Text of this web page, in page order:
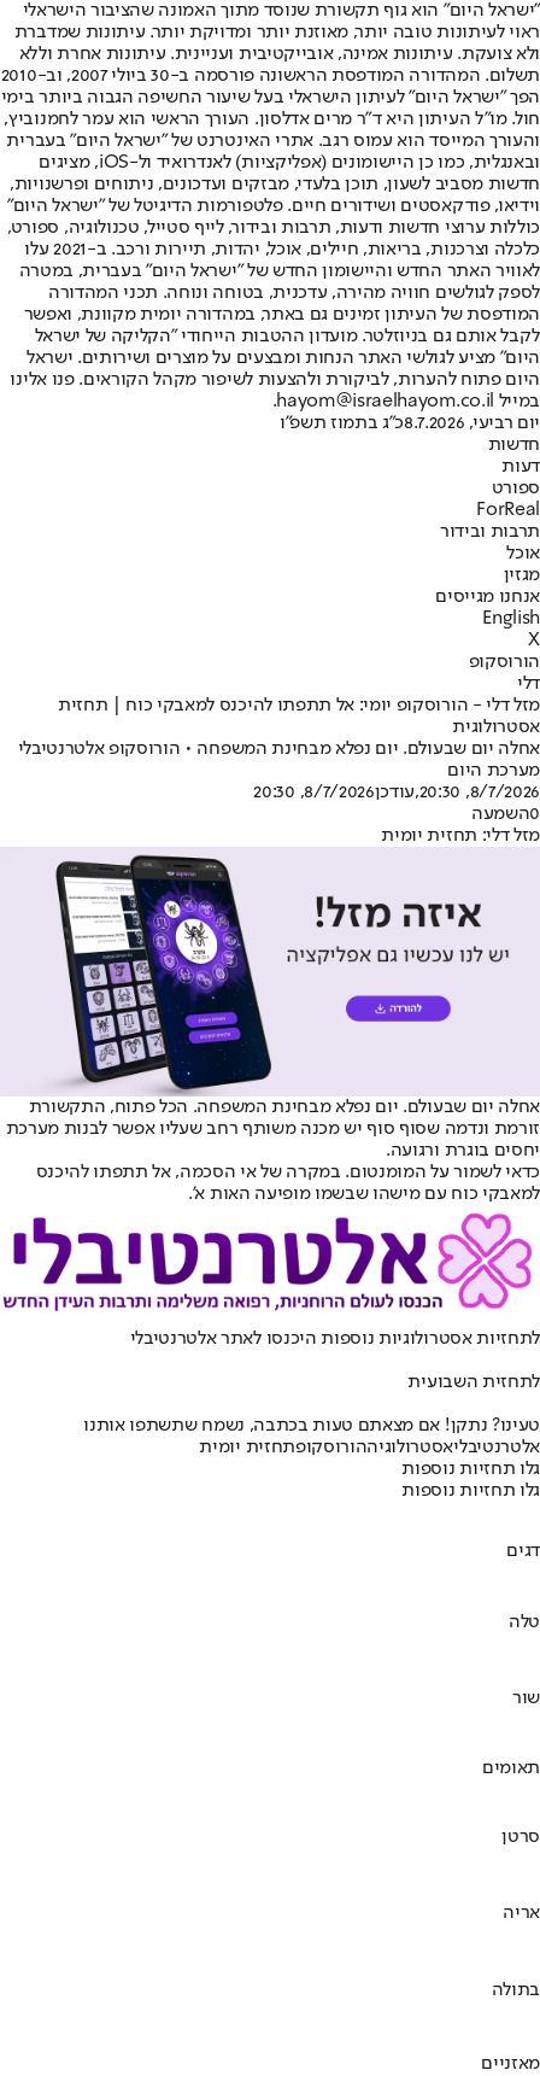
"ישראל היום" הוא גוף תקשורת שנוסד מתוך האמונה שהציבור הישראלי
ראוי לעיתונות טובה יותר, מאוזנת יותר ומדויקת יותר. עיתונות שמדברת
ולא צועקת. עיתונות אמינה, אובייקטיבית ועניינית. עיתונות אחרת וללא
תשלום. המהדורה המודפסת הראשונה פורסמה ב-30 ביולי 2007, וב-2010
הפך "ישראל היום" לעיתון הישראלי בעל שיעור החשיפה הגבוה ביותר בימי
חול. מו"ל העיתון היא ד"ר מרים אדלסון. העורך הראשי הוא עמר לחמנוביץ,
והעורך המייסד הוא עמוס רגב. אתרי האינטרנט של "ישראל היום" בעברית
ובאנגלית, כמו כן היישומונים (אפליקציות) לאנדרואיד ול-iOS, מציגים
חדשות מסביב לשעון, תוכן בלעדי, מבזקים ועדכונים, ניתוחים ופרשנויות,
וידיאו, פודקאסטים ושידורים חיים. פלטפורמות הדיגיטל של "ישראל היום"
כוללות ערוצי חדשות ודעות, תרבות ובידור, לייף סטייל, טכנולוגיה, ספורט,
כלכלה וצרכנות, בריאות, חיילים, אוכל, יהדות, תיירות ורכב. ב-2021 עלו
לאוויר האתר החדש והיישומון החדש של "ישראל היום" בעברית, במטרה
לספק לגולשים חוויה מהירה, עדכנית, בטוחה ונוחה. תכני המהדורה
המודפסת של העיתון זמינים גם באתר, במהדורה יומית מקוונת, ואפשר
לקבל אותם גם בניוזלטר. מועדון ההטבות הייחודי "הקליקה של ישראל
היום" מציע לגולשי האתר הנחות ומבצעים על מוצרים ושירותים. ישראל
היום פתוח להערות, לביקורת ולהצעות לשיפור מקהל הקוראים. פנו אלינו
במייל hayom@israelhayom.co.il.
יום רביעי, 8.7.2026
כ"ג בתמוז תשפ"ו
חדשות
דעות
ספורט
ForReal
תרבות ובידור
אוכל
מגזין
אנחנו מגייסים
English
X
הורוסקופ
דלי
מזל דלי - הורוסקופ יומי: אל תתפתו להיכנס למאבקי כוח | תחזית
אסטרולוגית
אחלה יום שבעולם. יום נפלא מבחינת המשפחה • הורוסקופ אלטרנטיבלי
מערכת היום
8/7/2026, 20:30
,עודכן8/7/2026, 20:30
0השמעה
מזל דלי: תחזית יומית
אחלה יום שבעולם. יום נפלא מבחינת המשפחה. הכל פתוח, התקשורת
זורמת ונדמה שסוף סוף יש מכנה משותף רחב שעליו אפשר לבנות מערכת
יחסים בוגרת ורגועה.
כדאי לשמור על המומנטום. במקרה של אי הסכמה, אל תתפתו להיכנס
למאבקי כוח עם מישהו שבשמו מופיעה האות א'.
לתחזיות אסטרולוגיות נוספות היכנסו לאתר אלטרנטיבלי
לתחזית השבועית
טעינו? נתקן! אם מצאתם טעות בכתבה, נשמח שתשתפו אותנו
אלטרנטיבליאסטרולוגיההורוסקופתחזית יומית
גלו תחזיות נוספות
גלו תחזיות נוספות
דגים
טלה
שור
תאומים
סרטן
אריה
בתולה
מאזניים